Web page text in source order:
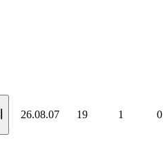
26.08.07 19 1 0